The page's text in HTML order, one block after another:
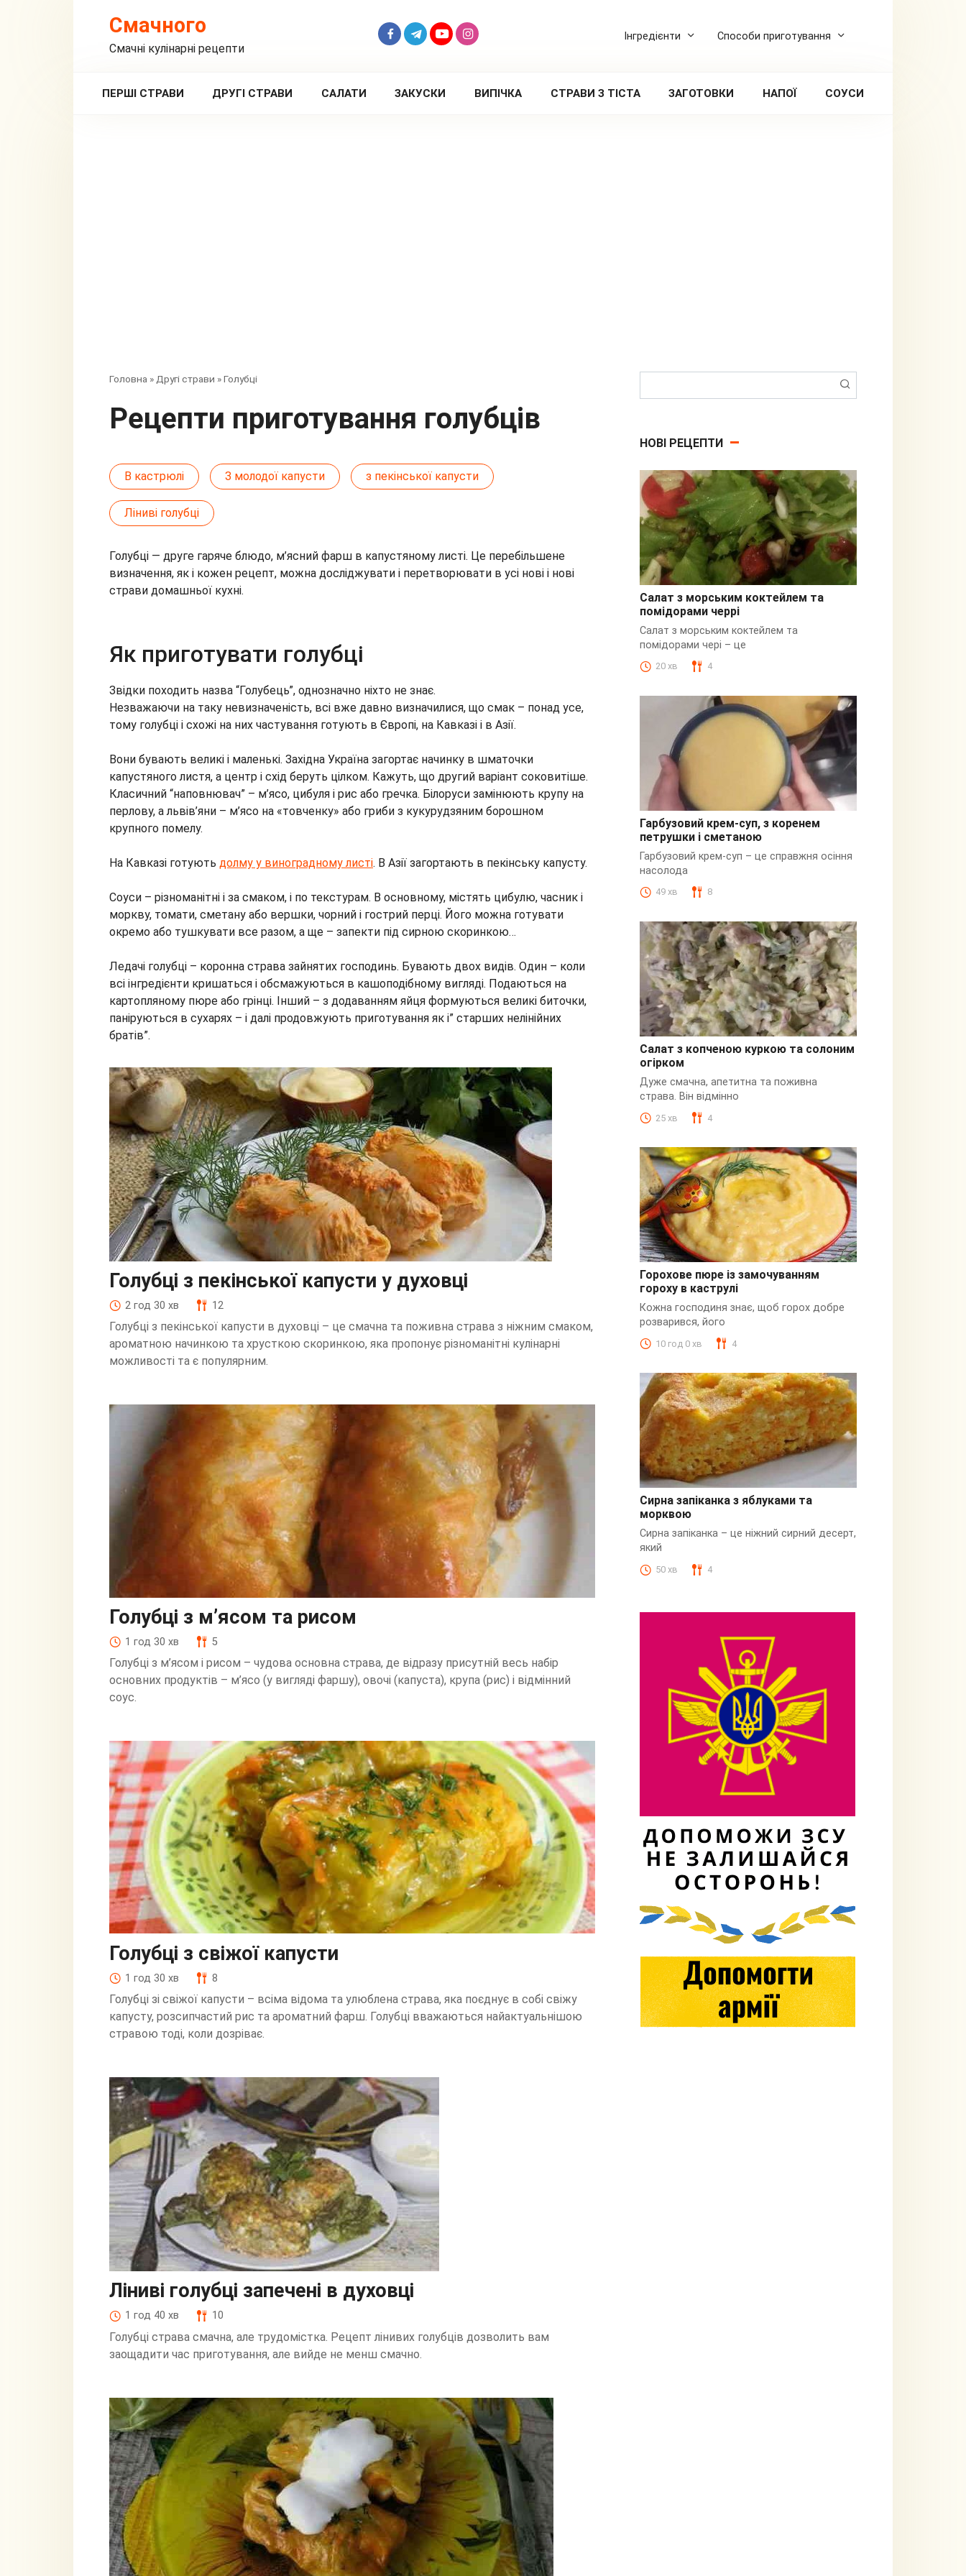
Смачного
Смачні кулінарні рецепти
Інгредієнти Способи приготування
ПЕРШІ СТРАВИ ДРУГІ СТРАВИ САЛАТИ ЗАКУСКИ ВИПІЧКА СТРАВИ З ТІСТА ЗАГОТОВКИ НАПОЇ СОУСИ
Головна » Другі страви »Голубці
Рецепти приготування голубців
В кастрюлі З молодої капусти з пекінської капусти
Ліниві голубці
Голубці — друге гаряче блюдо, м’ясний фарш в капустяному листі. Це перебільшене
визначення, як і кожен рецепт, можна досліджувати і перетворювати в усі нові і нові
страви домашньої кухні.
Як приготувати голубці
Звідки походить назва “Голубець”, однозначно ніхто не знає.
Незважаючи на таку невизначеність, всі вже давно визначилися, що смак – понад усе,
тому голубці і схожі на них частування готують в Європі, на Кавказі і в Азії.
Вони бувають великі і маленькі. Західна Україна загортає начинку в шматочки
капустяного листя, а центр і схід беруть цілком. Кажуть, що другий варіант соковитіше.
Класичний “наповнювач” – м’ясо, цибуля і рис або гречка. Білоруси замінюють крупу на
перлову, а львів’яни – м’ясо на «товченку» або гриби з кукурудзяним борошном
крупного помелу.
На Кавказі готують долму у виноградному листі. В Азії загортають в пекінську капусту.
Соуси – різноманітні і за смаком, і по текстурам. В основному, містять цибулю, часник і
моркву, томати, сметану або вершки, чорний і гострий перці. Його можна готувати
окремо або тушкувати все разом, а ще – запекти під сирною скоринкою…
Ледачі голубці – коронна страва зайнятих господинь. Бувають двох видів. Один – коли
всі інгредієнти кришаться і обсмажуються в кашоподібному вигляді. Подаються на
картопляному пюре або грінці. Інший – з додаванням яйця формуються великі биточки,
паніруються в сухарях – і далі продовжують приготування як і” старших нелінійних
братів”.
Голубці з пекінської капусти у духовці
2 год 30 хв 12
Голубці з пекінської капусти в духовці – це смачна та поживна страва з ніжним смаком,
ароматною начинкою та хрусткою скоринкою, яка пропонує різноманітні кулінарні
можливості та є популярним.
Голубці з м’ясом та рисом
1 год 30 хв 5
Голубці з м’ясом і рисом – чудова основна страва, де відразу присутній весь набір
основних продуктів – м’ясо (у вигляді фаршу), овочі (капуста), крупа (рис) і відмінний
соус.
Голубці з свіжої капусти
1 год 30 хв 8
Голубці зі свіжої капусти – всіма відома та улюблена страва, яка поєднує в собі свіжу
капусту, розсипчастий рис та ароматний фарш. Голубці вважаються найактуальнішою
стравою тоді, коли дозріває.
Ліниві голубці запечені в духовці
1 год 40 хв 10
Голубці страва смачна, але трудомістка. Рецепт лінивих голубців дозволить вам
заощадити час приготування, але вийде не менш смачно.
НОВІ РЕЦЕПТИ
З кальмарами
Салат з морським коктейлем та
помідорами черрі
Салат з морським коктейлем та
помідорами чері – це
20 хв 4
Гарбузовий
Гарбузовий крем-суп, з коренем
петрушки і сметаною
Гарбузовий крем-суп – це справжня осіння
насолода
49 хв 8
З куркою
Салат з копченою куркою та солоним
огірком
Дуже смачна, апетитна та поживна
страва. Він відмінно
25 хв 4
Пюре
Горохове пюре із замочуванням
гороху в каструлі
Кожна господиня знає, щоб горох добре
розварився, його
10 год 0 хв 4
Сирна
Сирна запіканка з яблуками та
морквою
Сирна запіканка – це ніжний сирний десерт,
який
50 хв 4